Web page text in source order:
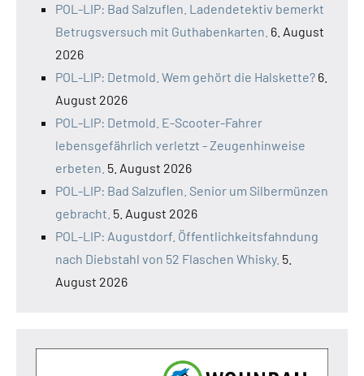
POL-LIP: Bad Salzuflen. Ladendetektiv bemerkt
Betrugsversuch mit Guthabenkarten. 6. August
2026
POL-LIP: Detmold. Wem gehört die Halskette? 6.
August 2026
POL-LIP: Detmold. E-Scooter-Fahrer
lebensgefährlich verletzt - Zeugenhinweise
erbeten. 5. August 2026
POL-LIP: Bad Salzuflen. Senior um Silbermünzen
gebracht. 5. August 2026
POL-LIP: Augustdorf. Öffentlichkeitsfahndung
nach Diebstahl von 52 Flaschen Whisky. 5.
August 2026